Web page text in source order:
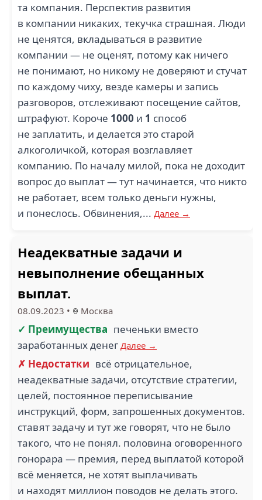
та компания. Перспектив развития
в компании никаких, текучка страшная. Люди
не ценятся, вкладываться в развитие
компании — не оценят, потому как ничего
не понимают, но никому не доверяют и стучат
по каждому чиху, везде камеры и запись
разговоров, отслеживают посещение сайтов,
штрафуют. Короче 1000 и 1 способ
не заплатить, и делается это старой
алкоголичкой, которая возглавляет
компанию. По началу милой, пока не доходит
вопрос до выплат — тут начинается, что никто
не работает, всем только деньги нужны,
и понеслось. Обвинения,... Далее →
Неадекватные задачи и
невыполнение обещанных
выплат.
08.09.2023 • Москва
✓ Преимущества печеньки вместо
заработанных денег Далее →
✗ Недостатки всё отрицательное,
неадекватные задачи, отсутствие стратегии,
целей, постоянное переписывание
инструкций, форм, запрошенных документов.
ставят задачу и тут же говорят, что не было
такого, что не понял. половина оговоренного
гонорара — премия, перед выплатой которой
всё меняется, не хотят выплачивать
и находят миллион поводов не делать этого.